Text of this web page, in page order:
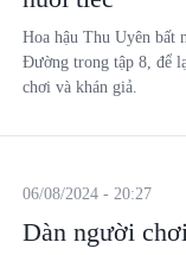
Hoa hậu Thu Uyên bất
Đường trong tập 8, để
chơi và khán giả.
Dàn người
06/08/2024 - 20:27